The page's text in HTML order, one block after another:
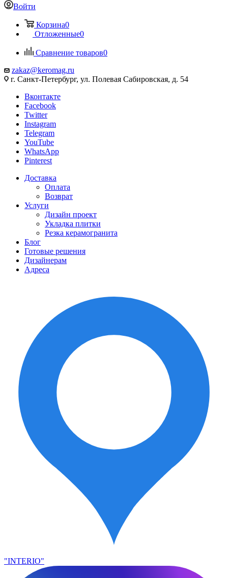
Войти
Корзина0
Отложенные0
Сравнение товаров0
zakaz@keromag.ru
г. Санкт-Петербург, ул. Полевая Сабировская, д. 54
Вконтакте
Facebook
Twitter
Instagram
Telegram
YouTube
WhatsApp
Pinterest
Доставка
Оплата
Возврат
Услуги
Дизайн проект
Укладка плитки
Резка керамогранита
Блог
Готовые решения
Дизайнерам
Адреса
"INTERIO"